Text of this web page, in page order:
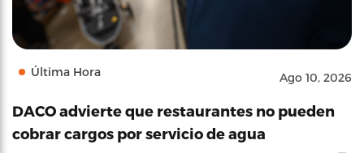
Última Hora Ago 10, 2026
DACO advierte que restaurantes no pueden
cobrar cargos por servicio de agua